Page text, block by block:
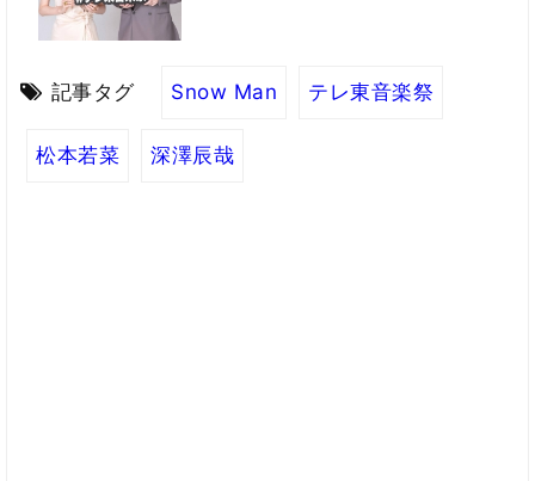
記事タグ Snow Man テレ東音楽祭
松本若菜 深澤辰哉